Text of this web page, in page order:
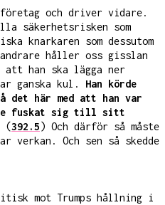
och driver vidare.
säkerhetsrisken som
knarkaren som dessutom
håller oss gisslan
han ska lägga ner
ganska kul. Han körde
här med att han var
fuskat sig till sitt
(392.5) Och därför så måste
verkan. Och sen så skedde
mot Trumps hållning i